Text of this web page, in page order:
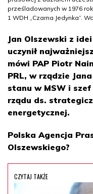
prześladowanych w 1976
1 WDH „Czarna Jedynka”.
Jan Olszewski z
uczynił
mówi PAP Piotr
PRL, w rządzie
stanu w MSW i szef
rządu ds.
energetycznej.
Polska Agencja
Olszewskiego?
CZYTAJ TAKŻE